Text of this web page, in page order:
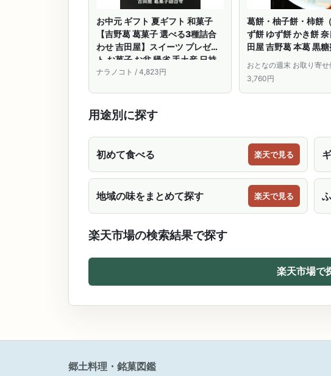
お中元 ギフト 夏ギフト 和菓子
【吉野葛 葛菓子 選べる3種詰合
わせ 吉田屋】スイーツ プレゼン
ト お菓子 お盆 帰省 手土産 日持
ち 常温 お彼岸 お供え わらび餅
ロリー 人気 御供 お返し 御祝 御
礼
ナラノコト / 4,823円
葛餅・柚子餅・柿餅
ず餅 ゆず餅 かき餅
田屋 吉野葛 本葛 黒
らび餅 国産 奈良県産
おとなの週末 お取り寄
3,760円
用途別に探す
初めて食べる 楽天で見る
地域の味をまとめて探す 楽天で見る
楽天市場の検索結果で探す
楽天市場で
郷土料理・銘菓図鑑